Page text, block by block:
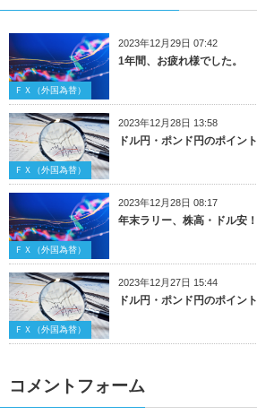
2023年12月29日 07:42
ＦＸ（外国為替）
1年間、お疲れ様でした。
2023年12月28日 13:58
ＦＸ（外国為替）
ドル円・ポンド円のポイント
2023年12月28日 08:17
ＦＸ（外国為替）
年末ラリー、株高・ドル安！
2023年12月27日 15:44
ＦＸ（外国為替）
ドル円・ポンド円のポイント
コメントフォーム